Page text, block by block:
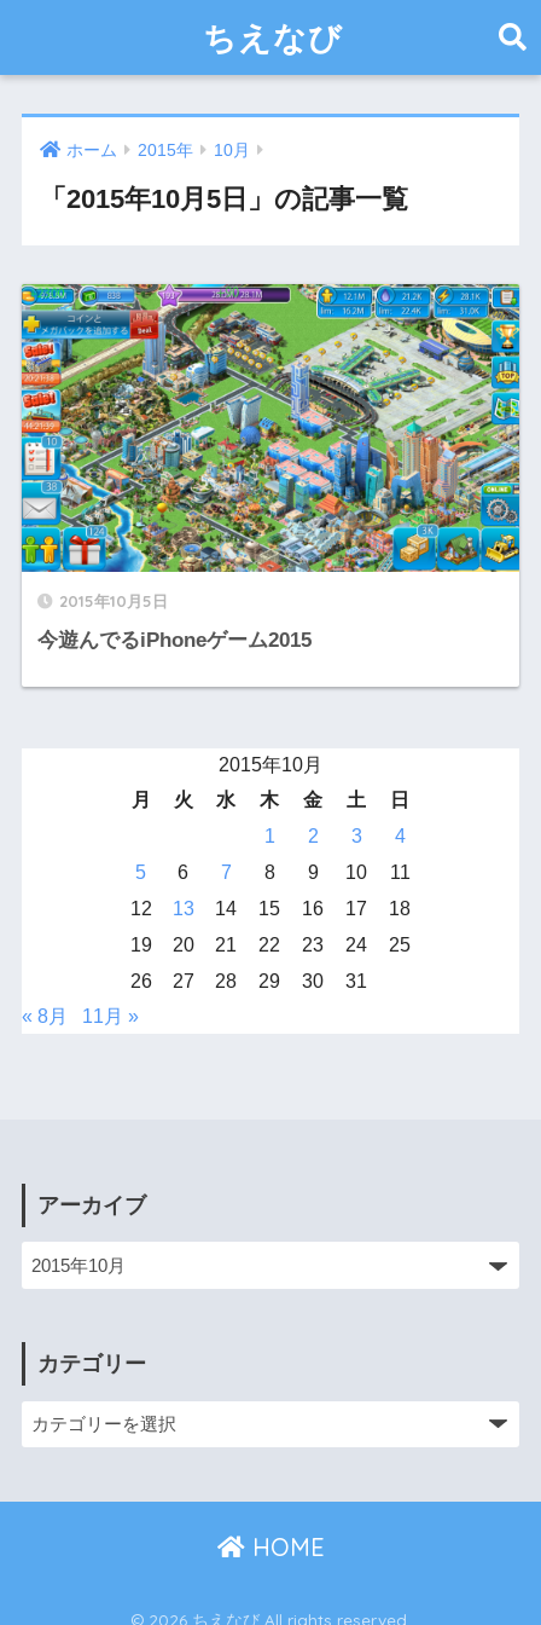
ちえなび
ホーム 2015年 10月
「2015年10月5日」の記事一覧
2015年10月5日
今遊んでるiPhoneゲーム2015
2015年10月
月
火 水 木 金 土
日
1
2 3
4
5
6 7 8 9 10
11
12
13 14 15 16 17
18
19
20 21 22 23 24
25
26
27 28 29 30
31
« 8月
11月 »
アーカイブ
カテゴリー
HOME
© 2026 ちえなび All rights reserved.